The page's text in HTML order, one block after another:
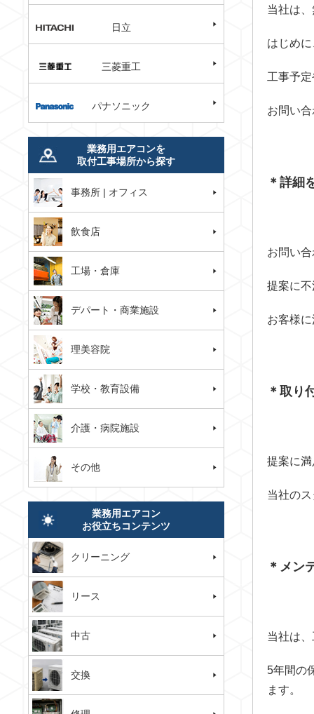
当社は
はじめ
工事予
お問い
＊詳細
お問い
提案に
お客様
＊取り
提案に
当社の
＊メン
当社は
5年間の
ます。
日立
三菱重工
パナソニック
業務用エアコンを
取付工事場所から探す
事務所 | オフィス
飲食店
工場・倉庫
デパート・商業施設
理美容院
学校・教育設備
介護・病院施設
その他
業務用エアコン
お役立ちコンテンツ
クリーニング
リース
中古
交換